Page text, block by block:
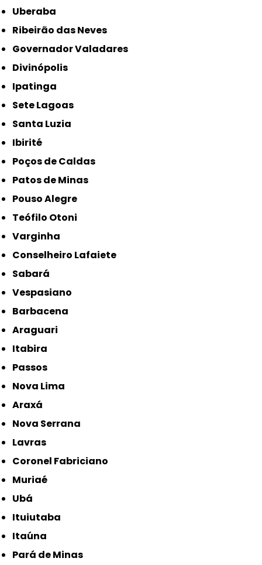
Uberaba
Ribeirão das Neves
Governador Valadares
Divinópolis
Ipatinga
Sete Lagoas
Santa Luzia
Ibirité
Poços de Caldas
Patos de Minas
Pouso Alegre
Teófilo Otoni
Varginha
Conselheiro Lafaiete
Sabará
Vespasiano
Barbacena
Araguari
Itabira
Passos
Nova Lima
Araxá
Nova Serrana
Lavras
Coronel Fabriciano
Muriaé
Ubá
Ituiutaba
Itaúna
Pará de Minas